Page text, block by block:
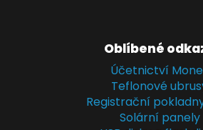
Oblíbené
Účetnictví
Teflonové
Registrační
Solární panely